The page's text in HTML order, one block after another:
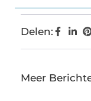
Delen:
Meer